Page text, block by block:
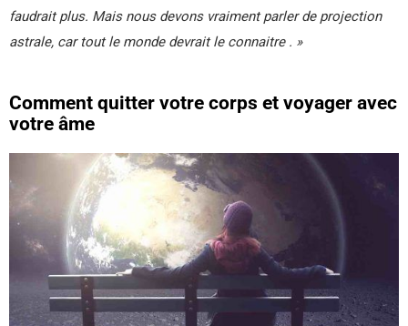
faudrait plus. Mais nous devons vraiment parler de projection
astrale, car tout le monde devrait le connaitre . »
Comment quitter votre corps et voyager avec
votre âme